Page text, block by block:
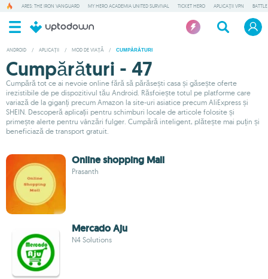
ARES: THE IRON VANGUARD MY HERO ACADEMIA UNITED SURVIVAL TICKET HERO APLICAȚII VPN
ANDROID / APLICAȚII / MOD DE VIAȚĂ / CUMPĂRĂTURI
Cumpărături - 47
Cumpără tot ce ai nevoie online fără să părăsești casa și găsește oferte
irezistibile de pe dispozitivul tău Android. Răsfoiește totul pe platforme care
variază de la giganți precum Amazon la site-uri asiatice precum AliExpress și
SHEIN. Descoperă aplicații pentru schimburi locale de articole folosite și
primește alerte pentru vânzări fulger. Cumpără inteligent, plătește mai puțin și
beneficiază de transport gratuit.
Online shopping Mall
Prasanth
Mercado Aju
N4 Solutions